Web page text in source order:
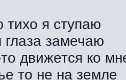
тихо я ступаю
замечаю
движется ко
то не на земле